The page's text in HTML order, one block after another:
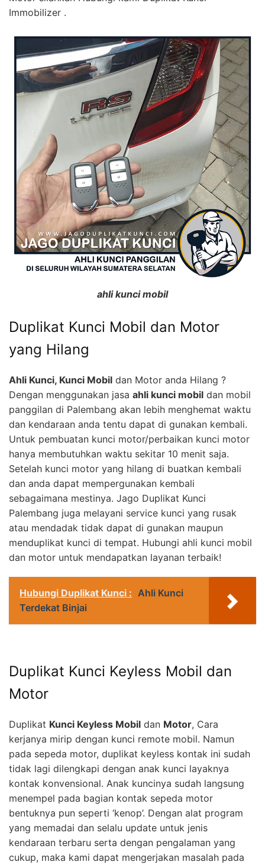
Immobilizer .
ahli kunci mobil
Duplikat Kunci Mobil dan Motor
yang Hilang
Ahli Kunci, Kunci Mobil dan Motor anda Hilang ?
Dengan menggunakan jasa ahli kunci mobil dan mobil
panggilan di Palembang akan lebih menghemat waktu
dan kendaraan anda tentu dapat di gunakan kembali.
Untuk pembuatan kunci motor/perbaikan kunci motor
hanya membutuhkan waktu sekitar 10 menit saja.
Setelah kunci motor yang hilang di buatkan kembali
dan anda dapat mempergunakan kembali
sebagaimana mestinya. Jago Duplikat Kunci
Palembang juga melayani service kunci yang rusak
atau mendadak tidak dapat di gunakan maupun
menduplikat kunci di tempat. Hubungi ahli kunci mobil
dan motor untuk mendapatkan layanan terbaik!
Hubungi Duplikat Kunci : Ahli Kunci
Terdekat Binjai
Duplikat Kunci Keyless Mobil dan
Motor
Duplikat Kunci Keyless Mobil dan Motor, Cara
kerjanya mirip dengan kunci remote mobil. Namun
pada sepeda motor, duplikat keyless kontak ini sudah
tidak lagi dilengkapi dengan anak kunci layaknya
kontak konvensional. Anak kuncinya sudah langsung
menempel pada bagian kontak sepeda motor
bentuknya pun seperti ‘kenop’. Dengan alat program
yang memadai dan selalu update untuk jenis
kendaraan terbaru serta dengan pengalaman yang
cukup, maka kami dapat mengerjakan masalah pada